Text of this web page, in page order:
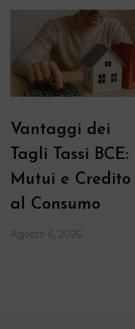
Vantaggi dei
Tagli Tassi BCE:
Mutui e Credito
al Consumo
Agosto 6, 2026